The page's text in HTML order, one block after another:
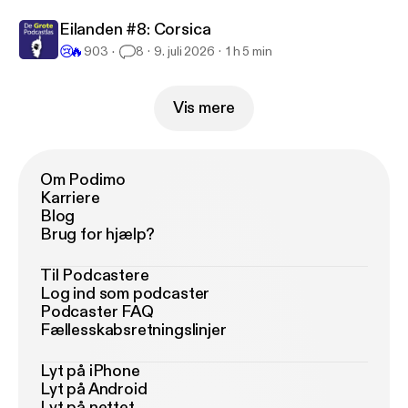
Eilanden #8: Corsica
😢🔥 903 8 9. juli 2026 1 h 5 min
Vis mere
Om Podimo
Karriere
Blog
Brug for hjælp?
Til Podcastere
Log ind som podcaster
Podcaster FAQ
Fællesskabsretningslinjer
Lyt på iPhone
Lyt på Android